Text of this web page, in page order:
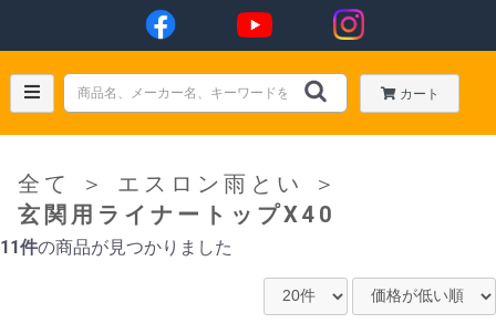
カート
全て ＞ エスロン雨とい
＞
玄関用ライナートップX40
11件の商品が見つかりました